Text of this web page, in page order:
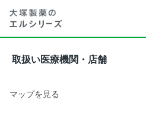
取扱い医療機関・店舗
マップを見る